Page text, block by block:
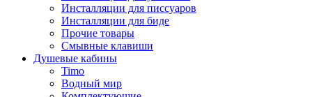
Инсталляции для писсуаров
Инсталляции для биде
Прочие товары
Смывные клавиши
Душевые кабины
Timo
Водный мир